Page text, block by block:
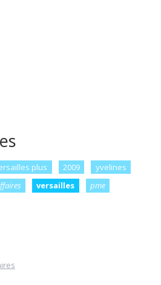
plus 2009
yvelines
versailles
pme